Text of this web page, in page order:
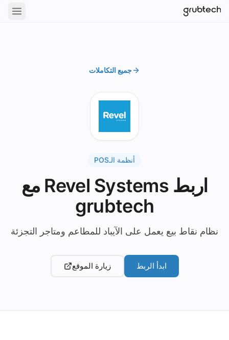
جميع التكاملات
أنظمة الـPOS
اربط Revel Systems مع
grubtech
نظام نقاط بيع يعمل على الآيباد للمطاعم ومتاجر التجزئة
ابدأ الربط زيارة الموقع